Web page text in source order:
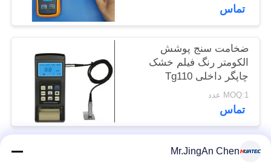
تماس
ضخامت سنج پوشش
الکومتر رنگ فیلم خشک
چاپگر داخلی Tg110
MOQ:1 عدد
تماس
دسته بندی های محبوب
Mr.JingAn Chen